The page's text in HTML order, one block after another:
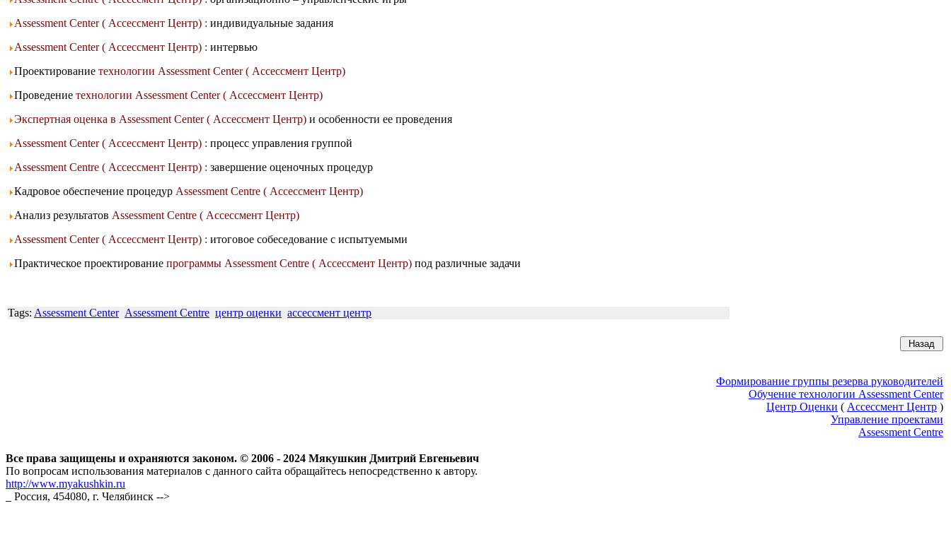
Assessment Center ( Ассессмент Центр) : индивидуальные задания
Assessment Center ( Ассессмент Центр) : интервью
Проектирование технологии Assessment Center ( Ассессмент Центр)
Проведение технологии Assessment Center ( Ассессмент Центр)
Экспертная оценка в Assessment Center ( Ассессмент Центр) и особенности ее проведения
Assessment Center ( Ассессмент Центр) : процесс управления группой
Assessment Centre ( Ассессмент Центр) : завершение оценочных процедур
Кадровое обеспечение процедур Assessment Centre ( Ассессмент Центр)
Анализ результатов Assessment Centre ( Ассессмент Центр)
Assessment Center ( Ассессмент Центр) : итоговое собеседование с испытуемыми
Практическое проектирование программы Assessment Centre ( Ассессмент Центр) под различные задачи
Tags: Assessment Center Assessment Centre центр оценки ассессмент центр
Формирование группы резерва руководителей
Обучение технологии Assessment Center
Центр Оценки ( Ассессмент Центр )
Управление проектами
Assessment Centre
Все права защищены и охраняются законом. © 2006 - 2024 Мякушкин Дмитрий Евгеньевич
По вопросам использования материалов с данного сайта обращайтесь непосредственно к автору.
http://www.myakushkin.ru
Россия, 454080, г. Челябинск -->